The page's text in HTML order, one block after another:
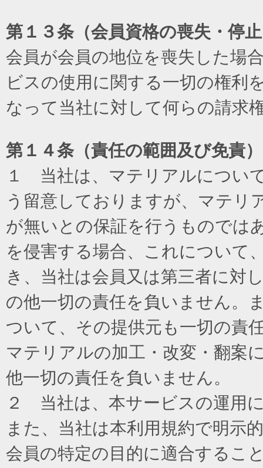
第１３条（会員資格の喪失・停
会員が会員の地位を喪失した場
ビスの使用に関する一切の権利
なって当社に対して何らの請求
第１４条（責任の範囲及び免責）
１ 当社は、マテリアルについ
う留意しておりますが、マテリ
が無いとの保証を行うものでは
を侵害する場合、これについて
き、当社は会員又は第三者に対
の他一切の責任を負いません。
ついて、その提供元も一切の責
マテリアルの加工・改変・翻案
他一切の責任を負いません。
２ 当社は、本サービスの運用
また、当社は本利用規約で明示
会員の特定の目的に適合するこ